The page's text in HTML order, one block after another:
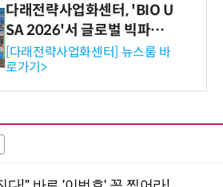
다래전략사업화센터, 'BIO U
SA 2026'서 글로벌 빅파마
와의 비즈니스 미팅 지원…K
-바이오 해외 진출 교두보 확
보
[다래전략사업화센터] 뉴스룸 바
로가기>